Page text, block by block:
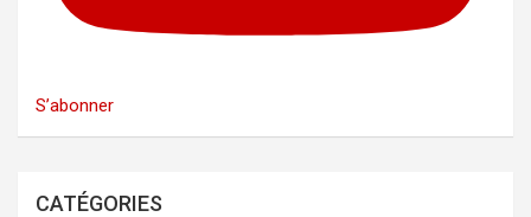
S’abonner
CATÉGORIES